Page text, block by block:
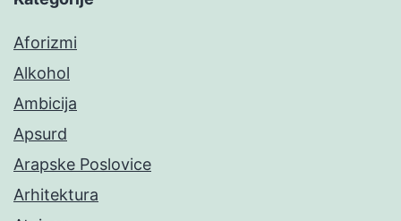
Aforizmi
Alkohol
Ambicija
Apsurd
Arapske Poslovice
Arhitektura